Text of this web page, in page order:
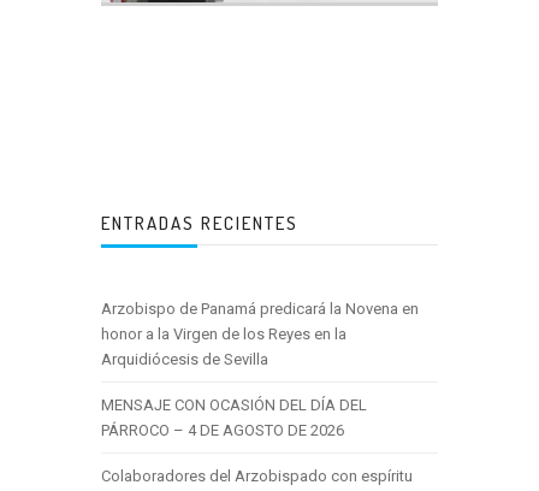
ENTRADAS RECIENTES
Arzobispo de Panamá predicará la Novena en
honor a la Virgen de los Reyes en la
Arquidiócesis de Sevilla
MENSAJE CON OCASIÓN DEL DÍA DEL
PÁRROCO – 4 DE AGOSTO DE 2026
Colaboradores del Arzobispado con espíritu